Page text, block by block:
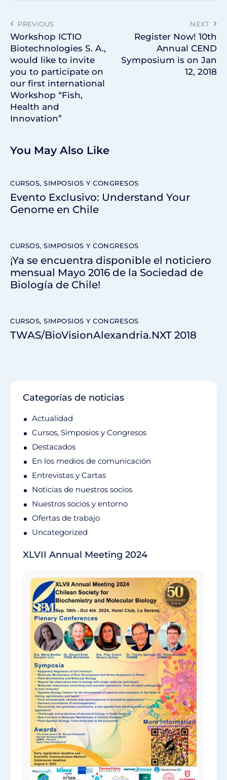
PREVIOUS
Workshop ICTIO
Biotechnologies S. A.,
would like to invite
you to participate on
our first international
Workshop “Fish,
Health and
Innovation”
NEXT
Register Now! 10th
Annual CEND
Symposium is on Jan
12, 2018
You May Also Like
CURSOS, SIMPOSIOS Y CONGRESOS
Evento Exclusivo: Understand Your
Genome en Chile
CURSOS, SIMPOSIOS Y CONGRESOS
¡Ya se encuentra disponible el noticiero
mensual Mayo 2016 de la Sociedad de
Biología de Chile!
CURSOS, SIMPOSIOS Y CONGRESOS
TWAS/BioVisionAlexandria.NXT 2018
Categorías de noticias
Actualidad
Cursos, Simposios y Congresos
Destacados
En los medios de comunicación
Entrevistas y Cartas
Noticias de nuestros socios
Nuestros socios y entorno
Ofertas de trabajo
Uncategorized
XLVII Annual Meeting 2024